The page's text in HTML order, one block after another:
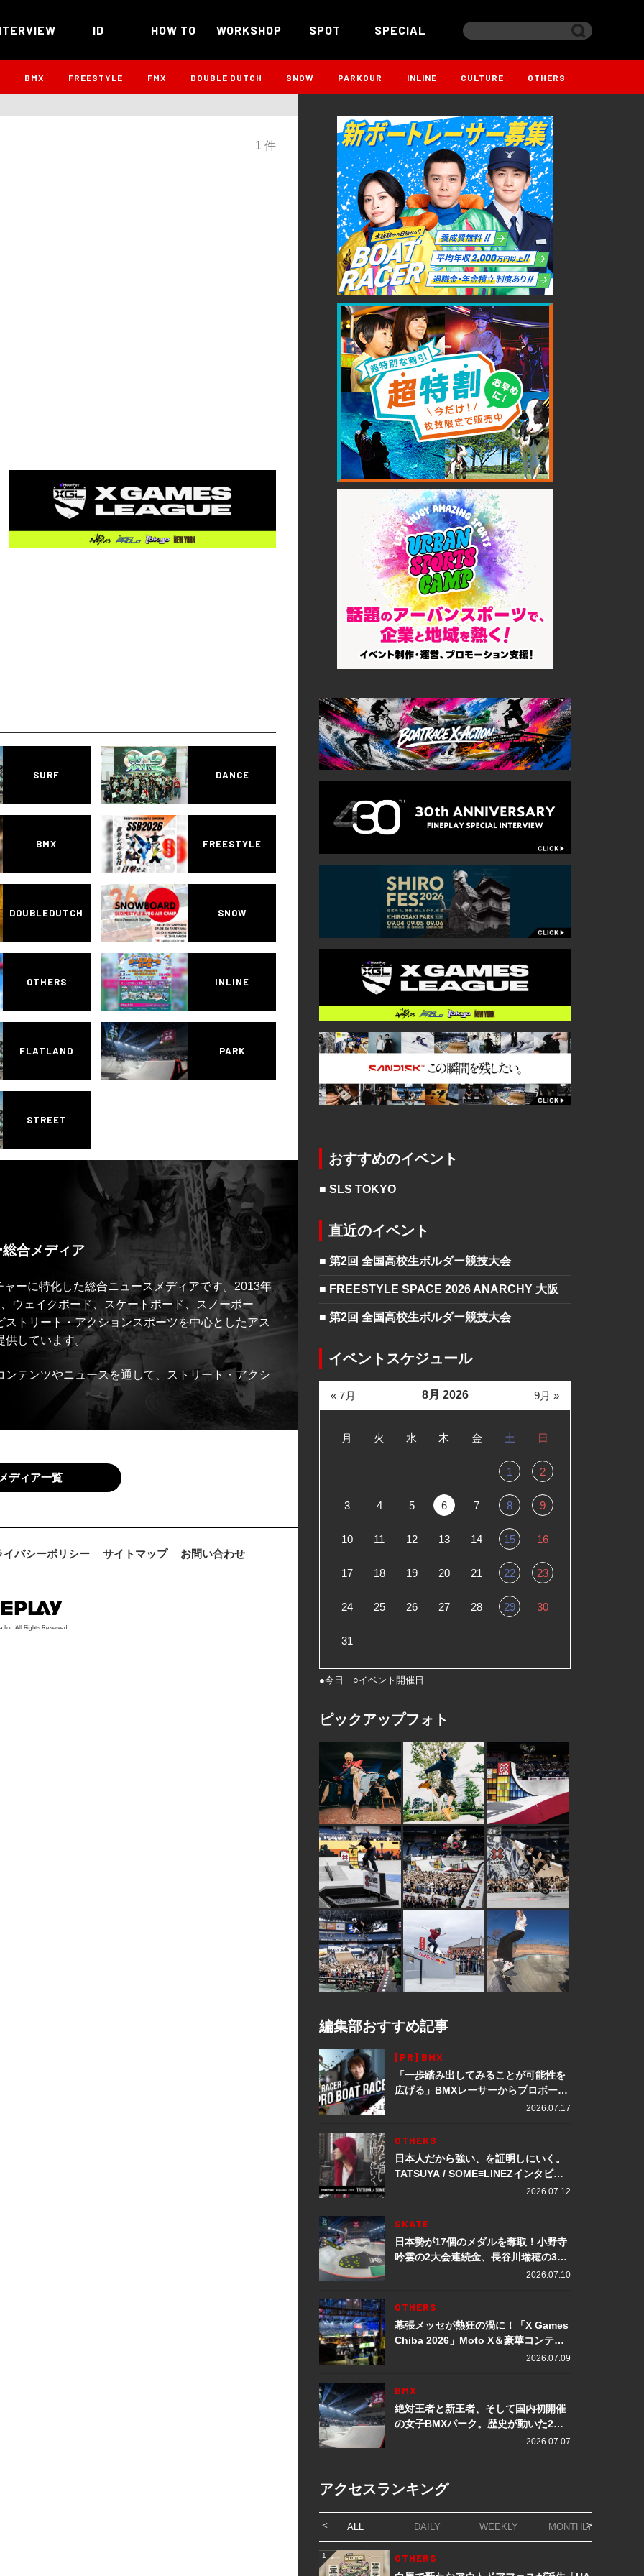
ID HOW TO WORKSHOP SPOT SPECIAL
BMX FREESTYLE FMX DOUBLE DUTCH SNOW PARKOUR INLINE CULTURE OTHERS
1 件
SURF DANCE
BMX FREESTYLE
DOUBLEDUTCH SNOW
OTHERS INLINE
FLATLAND PARK
STREET
合メディア
ーに特化した総合ニュースメディアです。2013年
ウェイクボード、スケートボード、スノーボー
トリート・アクションスポーツを中心としたアス
供しています。
テンツやニュースを通して、ストリート・アクシ
ディア一覧
イバシーポリシー サイトマップ お問い合わせ
Inc. All Rights Reserved.
おすすめのイベント
■ SLS TOKYO
直近のイベント
■ 第2回 全国高校生ボルダー競技大会
■ FREESTYLE SPACE 2026 ANARCHY 大阪
■ 第2回 全国高校生ボルダー競技大会
イベントスケジュール
8月 2026
月 火 水 木 金 土 日
1 2
3 4 5 6 7 8 9
10 11 12 13 14 15 16
17 18 19 20 21 22 23
24 25 26 27 28 29 30
31
« 7月 9月 »
●今日 ○イベント開催日
ピックアップフォト
編集部おすすめ記事
[PR] BMX
「一歩踏み出してみることが可能性を
広げる」BMXレーサーからプロボート
レーサーへ転身。上田龍星が体現する
2026.07.17
OTHERS
日本人だから強い、を証明しにいく。
TATSUYA / SOME≡LINEZインタビュ
2026.07.12
SKATE
日本勢が17個のメダルを奪取！小野寺
吟雲の2大会連続金、長谷川瑞穂の3メ
ダル獲得など数々の快挙をプレイバッ
2026.07.10
OTHERS
幕張メッセが熱狂の渦に！「X Games
Chiba 2026」Moto X＆豪華コンテン
2026.07.09
BMX
絶対王者と新王者、そして国内初開催
の女子BMXパーク。歴史が動いた2日
2026.07.07
アクセスランキング
ALL DAILY WEEKLY MONTHLY
1 OTHERS